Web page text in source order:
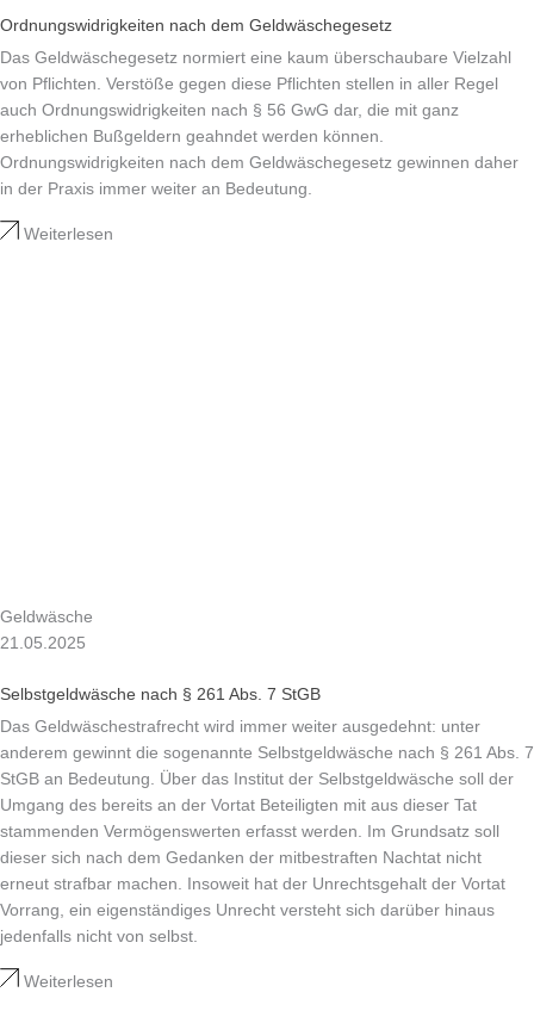
Ordnungswidrigkeiten nach dem Geldwäschegesetz
Das Geldwäschegesetz normiert eine kaum überschaubare Vielzahl
von Pflichten. Verstöße gegen diese Pflichten stellen in aller Regel
auch Ordnungswidrigkeiten nach § 56 GwG dar, die mit ganz
erheblichen Bußgeldern geahndet werden können.
Ordnungswidrigkeiten nach dem Geldwäschegesetz gewinnen daher
in der Praxis immer weiter an Bedeutung.
Weiterlesen
Geldwäsche
21.05.2025
Selbstgeldwäsche nach § 261 Abs. 7 StGB
Das Geldwäschestrafrecht wird immer weiter ausgedehnt: unter
anderem gewinnt die sogenannte Selbstgeldwäsche nach § 261 Abs. 7
StGB an Bedeutung. Über das Institut der Selbstgeldwäsche soll der
Umgang des bereits an der Vortat Beteiligten mit aus dieser Tat
stammenden Vermögenswerten erfasst werden. Im Grundsatz soll
dieser sich nach dem Gedanken der mitbestraften Nachtat nicht
erneut strafbar machen. Insoweit hat der Unrechtsgehalt der Vortat
Vorrang, ein eigenständiges Unrecht versteht sich darüber hinaus
jedenfalls nicht von selbst.
Weiterlesen